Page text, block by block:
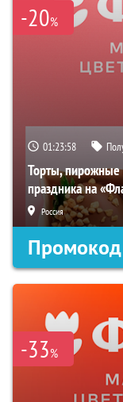
-20%
01:23:57
Торты, пирожные
праздника на
Россия
Промокод
-33%